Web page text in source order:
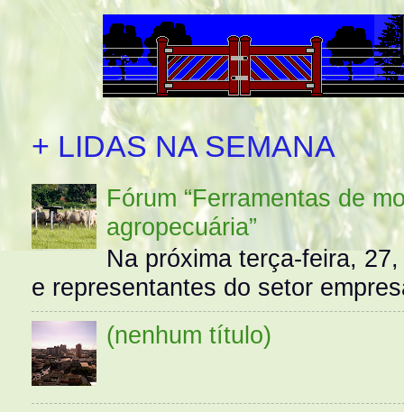
+ LIDAS NA SEMANA
Fórum “Ferramentas de
agropecuária”
Na próxima terça-feira,
e representantes do setor
(nenhum título)